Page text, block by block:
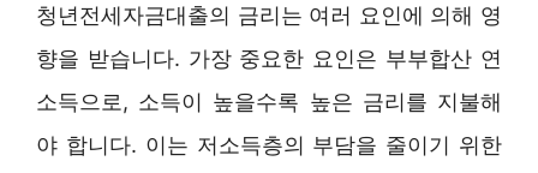
청년전세자금대출의 금리는 여러 요인에 의해 영
향을 받습니다. 가장 중요한 요인은 부부합산 연
소득으로, 소득이 높을수록 높은 금리를 지불해
야 합니다. 이는 저소득층의 부담을 줄이기 위한